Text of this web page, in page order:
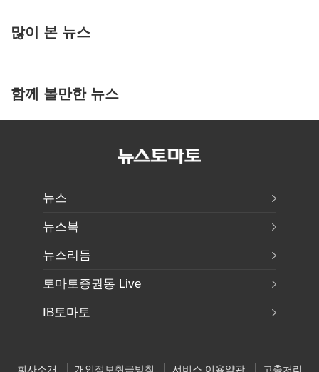
많이 본 뉴스
함께 볼만한 뉴스
뉴스
뉴스북
뉴스리듬
토마토증권통 Live
IB토마토
회사소개 개인정보취급방침 서비스 이용약관 고충처리